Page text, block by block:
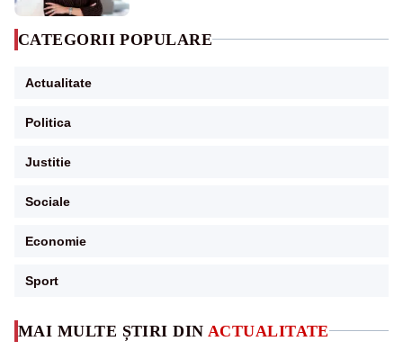
MAI MULTE ȘTIRI DIN ACTUALITATE
CATEGORII POPULARE
Actualitate
Politica
Justitie
Sociale
Economie
Sport